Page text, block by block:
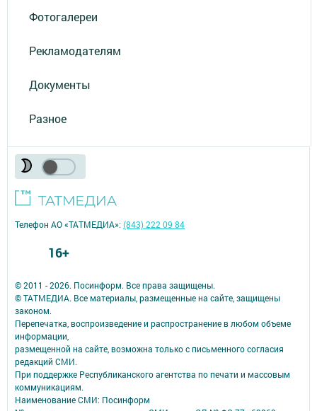
Фотогалереи
Рекламодателям
Документы
Разное
© 2011 - 2026. Посинформ. Все права защищены.
© ТАТМЕДИА. Все материалы, размещенные на сайте, защищены
законом.
Перепечатка, воспроизведение и распространение в любом объеме
информации,
размещенной на сайте, возможна только с письменного согласия
редакций СМИ.
При поддержке Республиканского агентства по печати и массовым
коммуникациям.
Наименование СМИ: Посинформ
Телефон АО «ТАТМЕДИА»:(843) 222 09 84
16+